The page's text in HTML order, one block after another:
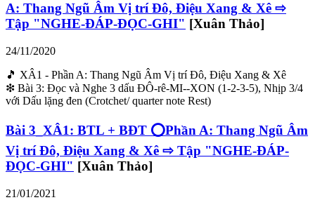
A: Thang Ngũ Âm Vị trí Đô, Điệu Xang & Xê ⇨
Tập "NGHE-ĐÁP-ĐỌC-GHI" [Xuân Thảo]
24/11/2020
🎵 XÂ1 - Phần A: Thang Ngũ Âm Vị trí Đô, Điệu Xang & Xê
❇ Bài 3: Đọc và Nghe 3 dấu ĐÔ-rê-MI--XON (1-2-3-5), Nhịp 3/4
với Dấu lặng đen (Crotchet/ quarter note Rest)
Bài 3_XÂ1: BTL + BĐT ⭕Phần A: Thang Ngũ Âm
Vị trí Đô, Điệu Xang & Xê ⇨ Tập "NGHE-ĐÁP-
ĐỌC-GHI" [Xuân Thảo]
21/01/2021